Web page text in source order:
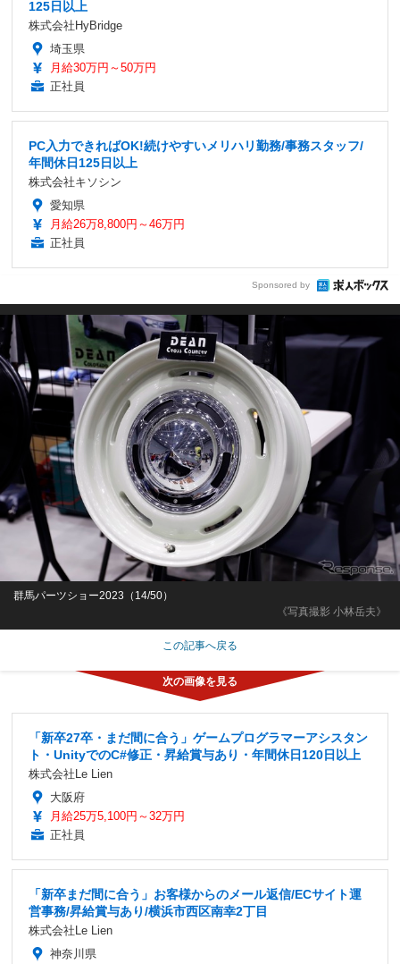
125日以上
株式会社HyBridge
埼玉県
月給30万円～50万円
正社員
PC入力できればOK!続けやすいメリハリ勤務/事務スタッフ/
年間休日125日以上
株式会社キソシン
愛知県
月給26万8,800円～46万円
正社員
Sponsored by
《写真撮影 小林岳夫》
群馬パーツショー2023（14/50）
この記事へ戻る
「新卒27卒・まだ間に合う」ゲームプログラマーアシスタン
ト・UnityでのC#修正・昇給賞与あり・年間休日120日以上
株式会社Le Lien
大阪府
月給25万5,100円～32万円
正社員
「新卒まだ間に合う」お客様からのメール返信/ECサイト運
営事務/昇給賞与あり/横浜市西区南幸2丁目
株式会社Le Lien
神奈川県